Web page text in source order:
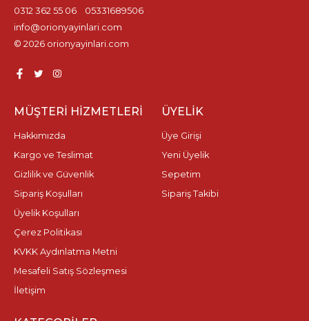
0312 362 55 06
05331689506
info@orionyayinlari.com
© 2026 orionyayinlari.com
MÜŞTERI HIZMETLERI
Hakkımızda
Kargo ve Teslimat
Gizlilik ve Güvenlik
Sipariş Koşulları
Üyelik Koşulları
Çerez Politikası
KVKK Aydınlatma Metni
Mesafeli Satış Sözleşmesi
İletişim
ÜYELIK
Üye Girişi
Yeni Üyelik
Sepetim
Sipariş Takibi